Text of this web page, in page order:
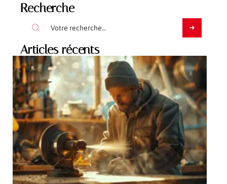
Recherche
Articles récents